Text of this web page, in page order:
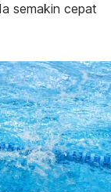
semakin cepat